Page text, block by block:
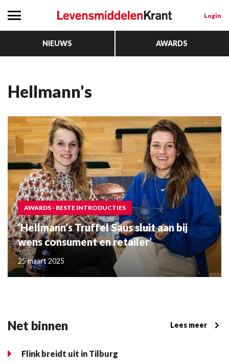
Login
NIEUWS AWARDS
Hellmann's
AWARDS - BESTE INTRODUCTIES
‘Hellmann’s Truffel Saus sluit aan bij
wens consument en retailer’
25 maart 2025
Net binnen Lees meer
Flink breidt uit in Tilburg